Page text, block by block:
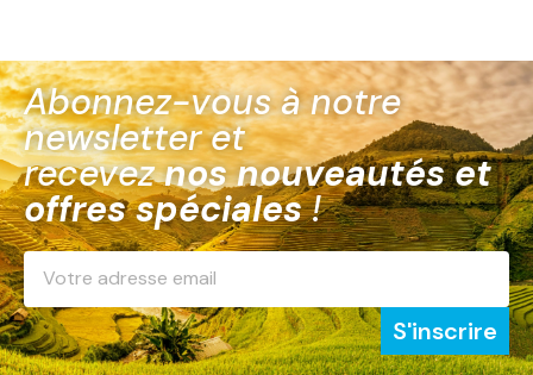
Abonnez-vous à notre
newsletter et
receveznos nouveautés et
offres spéciales!
S'inscrire